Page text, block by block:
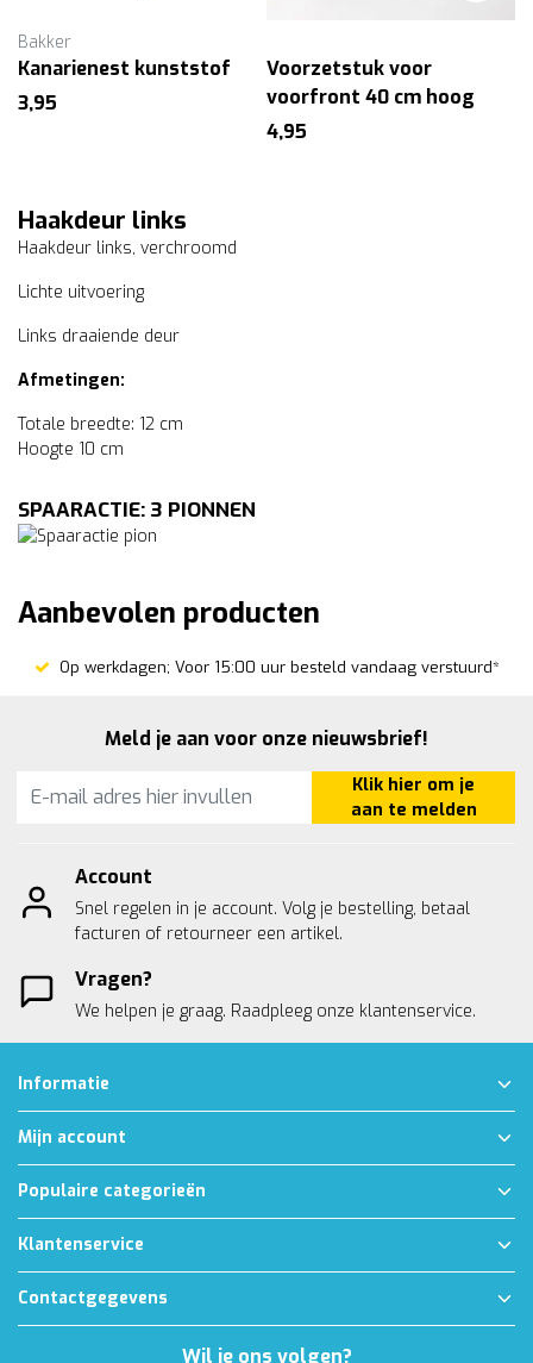
Bakker
Kanarienest kunststof
3,95
Voorzetstuk voor
voorfront 40 cm hoog
4,95
Haakdeur links
Haakdeur links, verchroomd
Lichte uitvoering
Links draaiende deur
Afmetingen:
Totale breedte: 12 cm
Hoogte 10 cm
SPAARACTIE: 3 PIONNEN
Aanbevolen producten
Op werkdagen; Voor 15:00 uur besteld vandaag verstuurd*
Meld je aan voor onze nieuwsbrief!
Klik hier om je
aan te melden
Account
Snel regelen in je account. Volg je bestelling, betaal
facturen of retourneer een artikel.
Vragen?
We helpen je graag. Raadpleeg onze klantenservice.
Informatie
Mijn account
Populaire categorieën
Klantenservice
Contactgegevens
Wil je ons volgen?